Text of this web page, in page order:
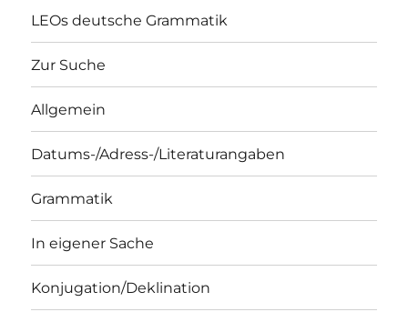
LEOs deutsche Grammatik
Zur Suche
Allgemein
Datums-/Adress-/Literaturangaben
Grammatik
In eigener Sache
Konjugation/Deklination